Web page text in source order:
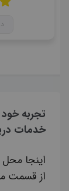
تجربه خود
خدمات
اینجا
از قسمت